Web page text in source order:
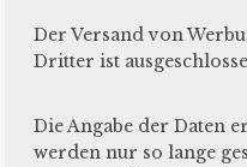
Der Versand von
Dritter ist
Die Angabe der Daten
werden nur so lange